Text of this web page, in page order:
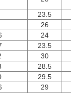
23.5
26
24
23.5
30
28.5
29.5
29